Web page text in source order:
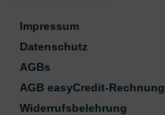
Impressum
Datenschutz
AGBs
AGB easyCredit-Rechnung
Widerrufsbelehrung